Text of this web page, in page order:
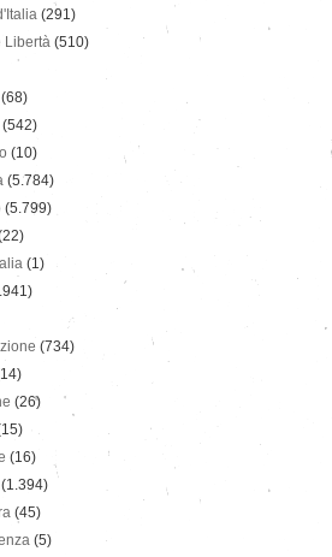
(291)
Libertà (510)
(68)
(542)
(10)
(5.784)
(5.799)
(1)
(734)
(26)
(16)
(1.394)
(45)
(5)